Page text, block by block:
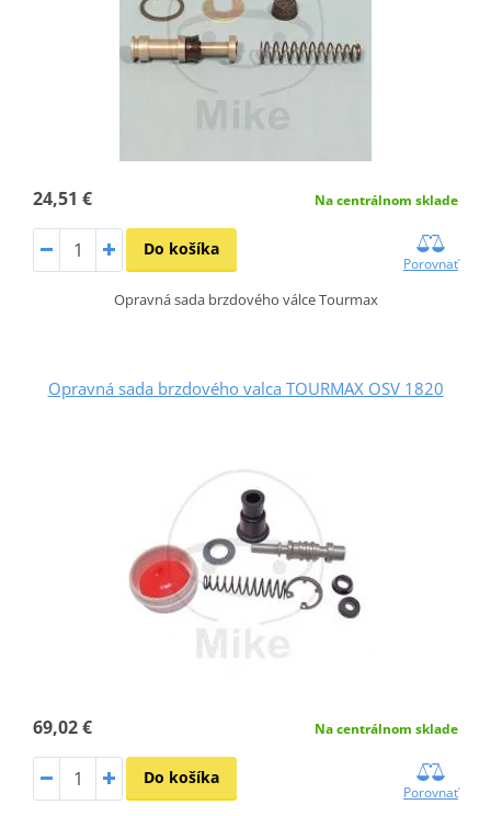
24,51 € Na centrálnom sklade
Do košíka
Porovnať
Opravná sada brzdového válce Tourmax
Opravná sada brzdového valca TOURMAX OSV 1820
69,02 € Na centrálnom sklade
Do košíka
Porovnať